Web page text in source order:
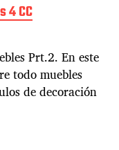
4 CC
Prt.2. En este
todo muebles
de decoración